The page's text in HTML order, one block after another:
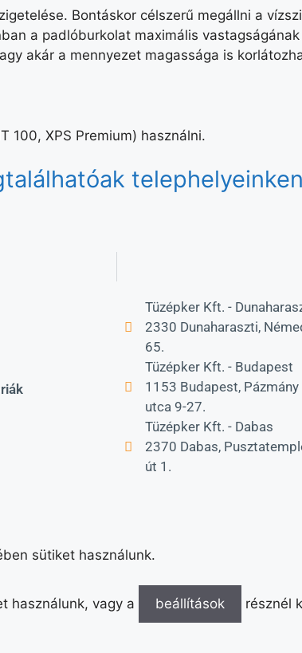
Bontáskor célszerű megállni a
a padlóburkolat maximális
akár a mennyezet magassága is
100, XPS Premium) használni.
Tüzépker Kft. -
2330 Dunaharaszti,
65.
Tüzépker Kft. - Budapest
1153 Budapest,
utca 9-27.
Tüzépker Kft. - Dabas
2370 Dabas,
út 1.
sütiket használunk.
használunk, vagy a beállítások résznél